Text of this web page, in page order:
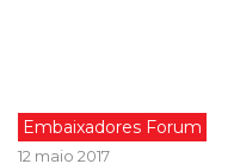
Embaixadores Forum
12 maio 2017